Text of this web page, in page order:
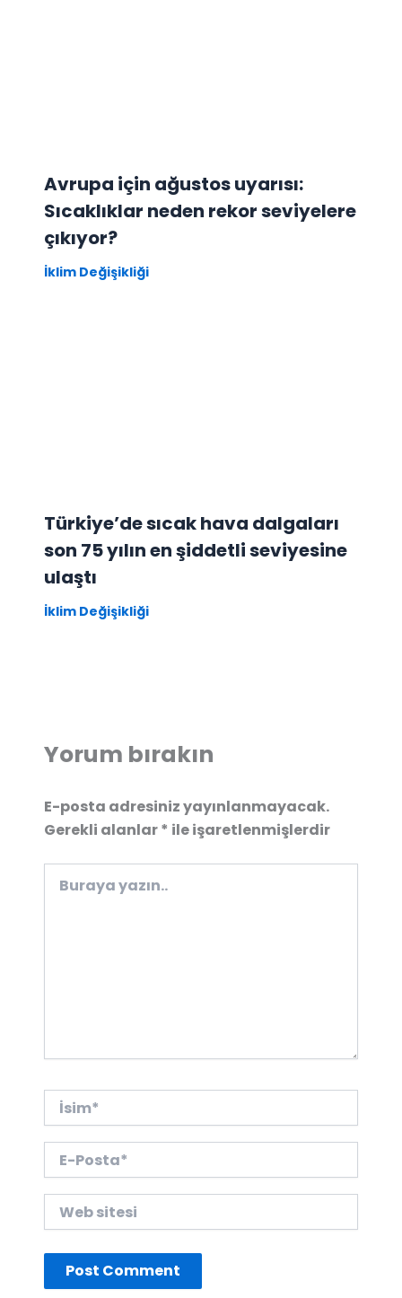
Avrupa için ağustos uyarısı:
Sıcaklıklar neden rekor seviyelere
çıkıyor?
İklim Değişikliği
Türkiye’de sıcak hava dalgaları
son 75 yılın en şiddetli seviyesine
ulaştı
İklim Değişikliği
Yorum bırakın
E-posta adresiniz yayınlanmayacak.
Gerekli alanlar* ile işaretlenmişlerdir
yazın..
İsim*
Posta*
sitesi